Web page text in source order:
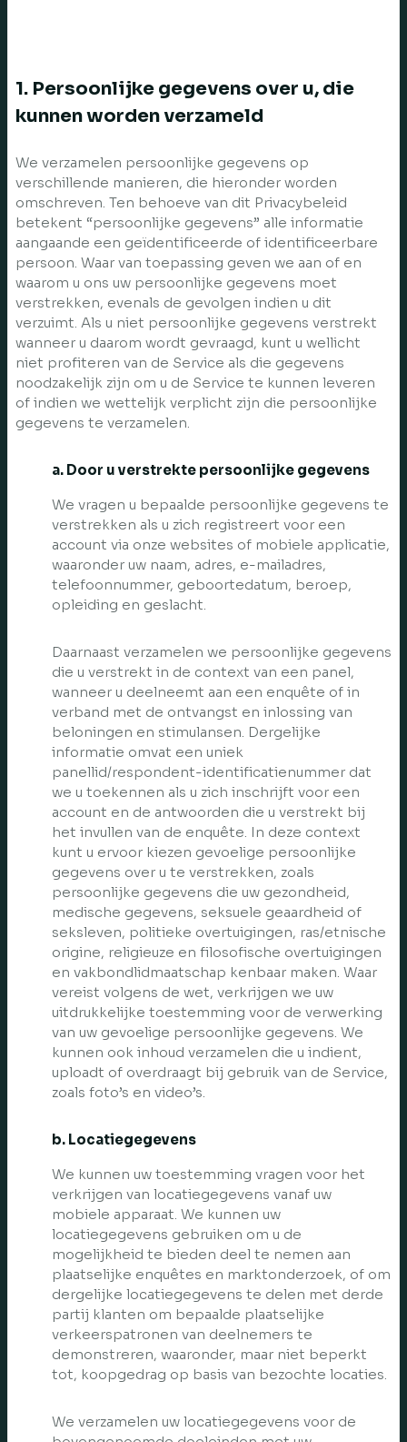
1. Persoonlijke gegevens over u, die
kunnen worden verzameld
We verzamelen persoonlijke gegevens op
verschillende manieren, die hieronder worden
omschreven. Ten behoeve van dit Privacybeleid
betekent “persoonlijke gegevens” alle informatie
aangaande een geïdentificeerde of identificeerbare
persoon. Waar van toepassing geven we aan of en
waarom u ons uw persoonlijke gegevens moet
verstrekken, evenals de gevolgen indien u dit
verzuimt. Als u niet persoonlijke gegevens verstrekt
wanneer u daarom wordt gevraagd, kunt u wellicht
niet profiteren van de Service als die gegevens
noodzakelijk zijn om u de Service te kunnen leveren
of indien we wettelijk verplicht zijn die persoonlijke
gegevens te verzamelen.
a. Door u verstrekte persoonlijke gegevens
We vragen u bepaalde persoonlijke gegevens te
verstrekken als u zich registreert voor een
account via onze websites of mobiele applicatie,
waaronder uw naam, adres, e-mailadres,
telefoonnummer, geboortedatum, beroep,
opleiding en geslacht.
Daarnaast verzamelen we persoonlijke gegevens
die u verstrekt in de context van een panel,
wanneer u deelneemt aan een enquête of in
verband met de ontvangst en inlossing van
beloningen en stimulansen. Dergelijke
informatie omvat een uniek
panellid/respondent-identificatienummer dat
we u toekennen als u zich inschrijft voor een
account en de antwoorden die u verstrekt bij
het invullen van de enquête. In deze context
kunt u ervoor kiezen gevoelige persoonlijke
gegevens over u te verstrekken, zoals
persoonlijke gegevens die uw gezondheid,
medische gegevens, seksuele geaardheid of
seksleven, politieke overtuigingen, ras/etnische
origine, religieuze en filosofische overtuigingen
en vakbondlidmaatschap kenbaar maken. Waar
vereist volgens de wet, verkrijgen we uw
uitdrukkelijke toestemming voor de verwerking
van uw gevoelige persoonlijke gegevens. We
kunnen ook inhoud verzamelen die u indient,
uploadt of overdraagt bij gebruik van de Service,
zoals foto’s en video’s.
b. Locatiegegevens
We kunnen uw toestemming vragen voor het
verkrijgen van locatiegegevens vanaf uw
mobiele apparaat. We kunnen uw
locatiegegevens gebruiken om u de
mogelijkheid te bieden deel te nemen aan
plaatselijke enquêtes en marktonderzoek, of om
dergelijke locatiegegevens te delen met derde
partij klanten om bepaalde plaatselijke
verkeerspatronen van deelnemers te
demonstreren, waaronder, maar niet beperkt
tot, koopgedrag op basis van bezochte locaties.
We verzamelen uw locatiegegevens voor de